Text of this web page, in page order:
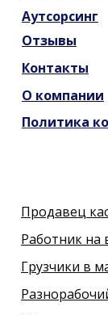
Политика
Грузчики в
Работник на
Продавец
О компании
Контакты
Отзывы
Аутсорсинг